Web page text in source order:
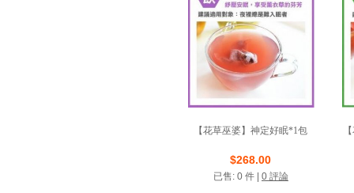
【花草巫婆】神定好眠*1包
店鋪名稱: 緯泰科技-花草
巫婆
$268.00
已售: 0 件 | 0 評論